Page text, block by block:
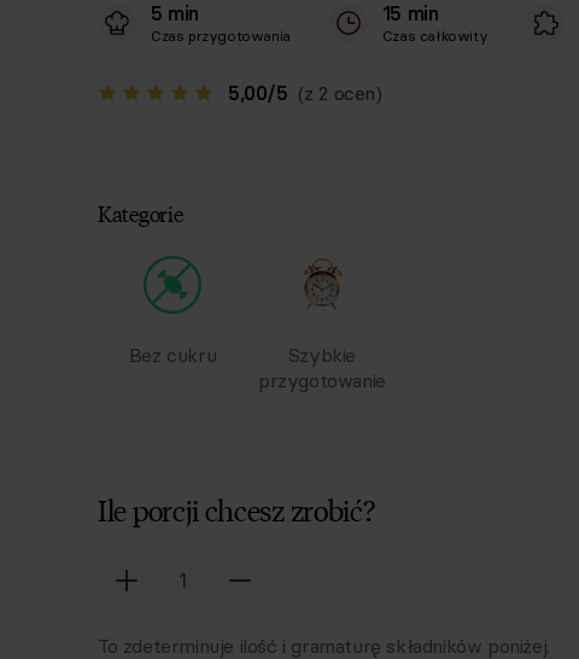
5 min
Czas przygotowania
15 min
Czas całkowity
5,00/5 (z 2 ocen)
Kategorie
Bez cukru
Szybkie
przygotowanie
Ile porcji chcesz zrobić?
To zdeterminuje ilość i gramaturę składników poniżej.